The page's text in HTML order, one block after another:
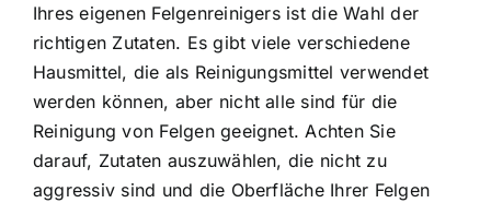
Ihres eigenen Felgenreinigers ist die Wahl der
richtigen Zutaten. Es gibt viele verschiedene
Hausmittel, die als Reinigungsmittel verwendet
werden können, aber nicht alle sind für die
Reinigung von Felgen geeignet. Achten Sie
darauf, Zutaten auszuwählen, die nicht zu
aggressiv sind und die Oberfläche Ihrer Felgen